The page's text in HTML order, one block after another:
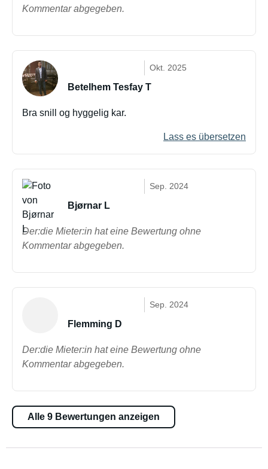
Kommentar abgegeben.
Okt. 2025
Betelhem Tesfay T
Bra snill og hyggelig kar.
Lass es übersetzen
Sep. 2024
Bjørnar L
Der:die Mieter:in hat eine Bewertung ohne
Kommentar abgegeben.
Sep. 2024
Flemming D
Der:die Mieter:in hat eine Bewertung ohne
Kommentar abgegeben.
Alle 9 Bewertungen anzeigen